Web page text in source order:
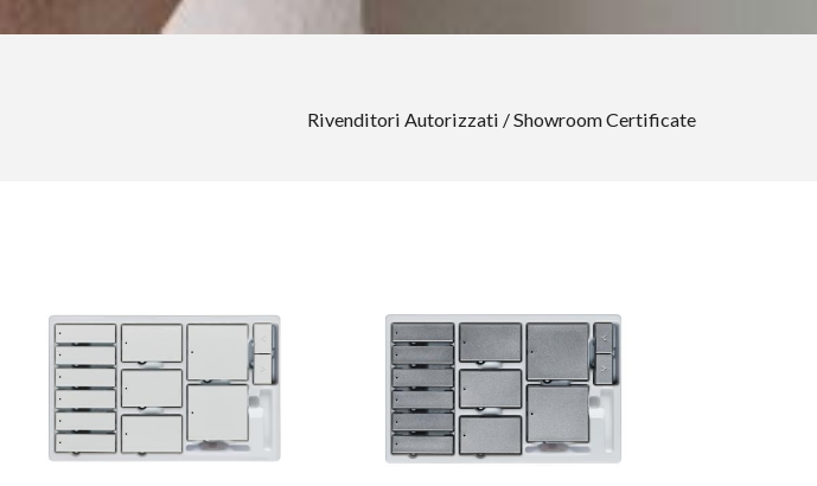
Rivenditori Autorizzati Showroom Certificate